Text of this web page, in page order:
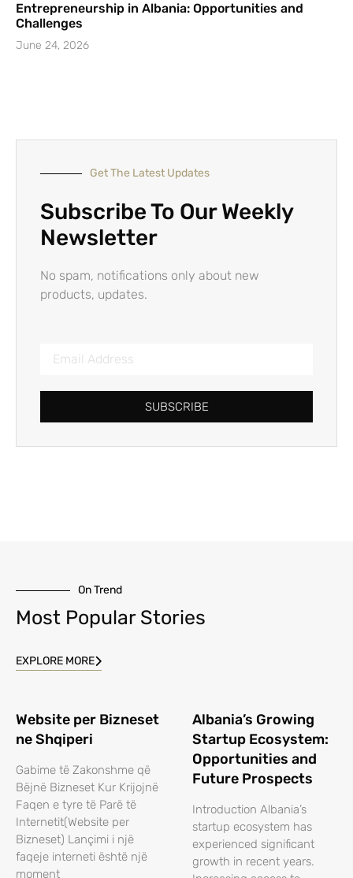
Entrepreneurship in Albania: Opportunities and
Challenges
June 24, 2026
Get The Latest Updates
Subscribe To Our Weekly
Newsletter
No spam, notifications only about new
products, updates.
SUBSCRIBE
On Trend
Most Popular Stories
EXPLORE MORE
Website per Bizneset
ne Shqiperi
Gabime të Zakonshme që
Bëjnë Bizneset Kur Krijojnë
Faqen e tyre të Parë të
Internetit(Website per
Bizneset) Lançimi i një
faqeje interneti është një
moment
Albania’s Growing
Startup Ecosystem:
Opportunities and
Future Prospects
Introduction Albania’s
startup ecosystem has
experienced significant
growth in recent years.